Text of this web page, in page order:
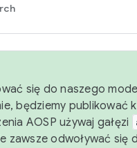
się do naszego
będziemy publikować
AOSP używaj gałęzi
zawsze odwoływać się